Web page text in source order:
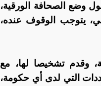
وضع الصحافة الورقية،
يتوجب الوقوف عنده،
وقدم تشخيصا لها، مع
التي لدى أي حكومة،